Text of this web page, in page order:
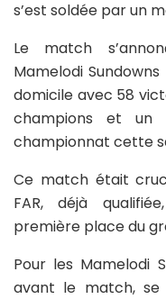
s’est soldée par un
Le match
Mamelodi
domicile avec 58
champions et
championnat cette
Ce match était
FAR, déjà
première place du
Pour les Mamelodi
avant le match, se